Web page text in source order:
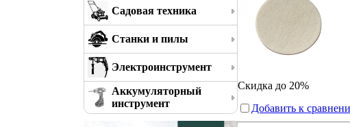
Садовая техника
Станки и пилы
Электроинструмент
Аккумуляторный
инструмент
Скидка до 20%
Добавить к